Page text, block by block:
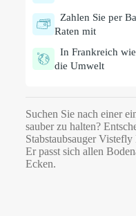
Zahlen Sie per
Raten mit
In Frankreich
die Umwelt
Suchen Sie nach einer
sauber zu halten?
Stabstaubsauger
Er passt sich allen
Ecken.